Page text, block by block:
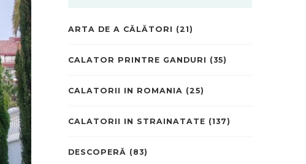
ARTA DE A CĂLĂTORI (21)
CALATOR PRINTRE GANDURI (35)
CALATORII IN ROMANIA (25)
CALATORII IN STRAINATATE (137)
DESCOPERĂ (83)